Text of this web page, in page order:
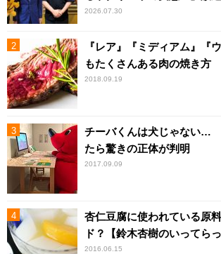
2026.07.30
『レア』『ミディアム』『
もたくさんある肉の焼き方
2018.09.19
チーバくんは犬じゃない…
たら驚きの正体が判明
2017.09.09
杏仁豆腐に使われている原
ド？【鈴木杏樹のいってらっ
2016.06.15